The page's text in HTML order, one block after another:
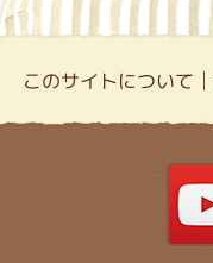
このサイトについて